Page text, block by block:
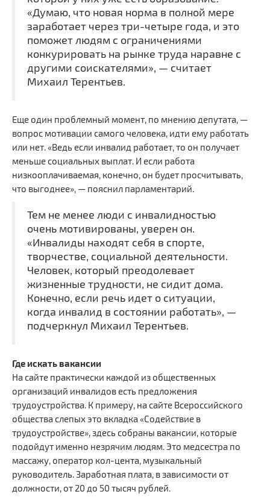
.. .
«Думаю, что новая норма в полной мере
заработает через три-четыре года, и это
поможет людям с ограничениями
конкурировать на рынке труда наравне с
другими соискателями», — считает
Михаил Терентьев.
Еще один проблемный момент, по мнению депутата, —
вопрос мотивации самого человека, идти ему работать
или нет. «Ведь если инвалид работает, то он получает
меньше социальных выплат. И если работа
низкооплачиваемая, конечно, он будет просчитывать,
что выгоднее», — пояснил парламентарий.
Тем не менее люди с инвалидностью
очень мотивированы, уверен он.
«Инвалиды находят себя в спорте,
творчестве, социальной деятельности.
Человек, который преодолевает
жизненные трудности, не сидит дома.
Конечно, если речь идет о ситуации,
когда инвалид в состоянии работать», —
подчеркнул Михаил Терентьев.
Где искать вакансии
На сайте практически каждой из общественных
организаций инвалидов есть предложения
трудоустройства. К примеру, на сайте Всероссийского
общества слепых это вкладка «Содействие в
трудоустройстве», здесь собраны вакансии, которые
подойдут именно незрячим людям. Это медсестра по
массажу, оператор кол-цента, музыкальный
руководитель. Заработная плата, в зависимости от
должности, от 20 до 50 тысяч рублей.